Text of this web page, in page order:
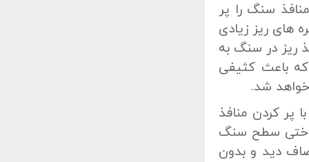
سنگ را پر
های ریز زیادی
ریز در سنگ به
باعث کثیفی
شد.
پر کردن منافذ
سطح سنگ
دید و بدون